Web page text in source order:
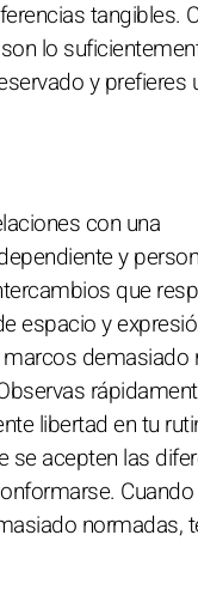
tangibles.
lo
y prefieres
con una
y
que
espacio y
demasiado
libertad en tu
se acepten las
normadas,